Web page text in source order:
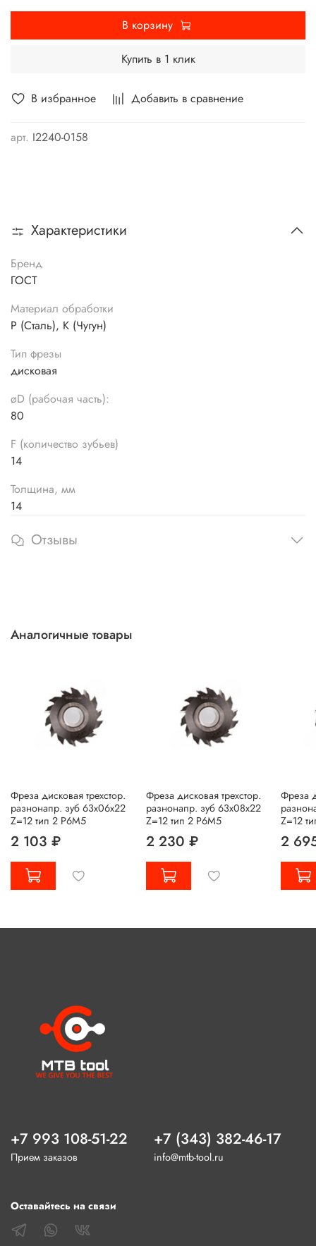
В избранное Добавить в сравнение
арт. I2240-0158
В корзину
Купить в 1 клик
Характеристики
Бренд
ГОСТ
Материал обработки
P (Сталь), K (Чугун)
Тип фрезы
дисковая
øD (рабочая часть):
80
F (количество зубьев)
14
Толщина, мм
14
Отзывы
Аналогичные товары
Фреза дисковая трехстор.
разнонапр. зуб 63х06х22
Z=12 тип 2 Р6М5
2 103 ₽
Фреза дисковая трехстор.
разнонапр. зуб 63х08х22
Z=12 тип 2 Р6М5
2 230 ₽
Фреза
Z=12
2
+7 993 108-51-22
Прием заказов
+7 (343) 382-46-17
info@mtb-tool.ru
Оставайтесь на связи